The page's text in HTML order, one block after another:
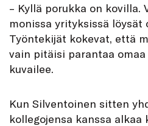
– Kyllä porukka on kovilla.
monissa yrityksissä löysät
Työntekijät kokevat, että
vain pitäisi parantaa
kuvailee.
Kun Silventoinen sitten
kollegojensa kanssa